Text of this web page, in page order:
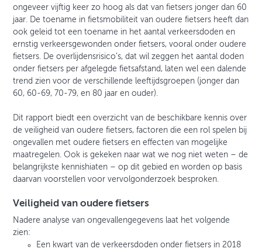
ongeveer vijftig keer zo hoog als dat van fietsers jonger dan 60
jaar. De toename in fietsmobiliteit van oudere fietsers heeft dan
ook geleid tot een toename in het aantal verkeers­doden en
ernstig verkeersgewonden onder fietsers, vooral onder oudere
fietsers. De overlijdens­risico’s, dat wil zeggen het aantal doden
onder fietsers per afgelegde fietsafstand, laten wel een dalende
trend zien voor de verschillende leeftijdsgroepen (jonger dan
60, 60-69, 70-79, en 80 jaar en ouder).
Dit rapport biedt een overzicht van de beschikbare kennis over
de veiligheid van oudere fietsers, factoren die een rol spelen bij
ongevallen met oudere fietsers en effecten van mogelijke
maatregelen. Ook is gekeken naar wat we nog niet weten – de
belangrijkste kennishiaten – op dit gebied en worden op basis
daarvan voorstellen voor vervolgonderzoek besproken.
Veiligheid van oudere fietsers
Nadere analyse van ongevallengegevens laat het volgende
zien:
Een kwart van de verkeersdoden onder fietsers in 2018